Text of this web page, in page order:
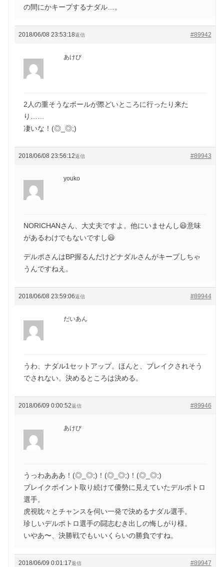
の間にかキープするナダル…。
2018/06/08 23:53:18 #89942
返信
あけび
2人の重そうなボールが際どいところに行ったり来た
り……
凄いな！(◎_◎;)
2018/06/08 23:56:12 #89943
返信
youko
NORICHANさん、大丈夫ですよ。他にいませんし😃意味
があるわけでもないですし😃
デルポさんはBP握るんだけどナダルさんがキープしちゃ
うんですねえ。
2018/06/08 23:59:06 #89944
返信
だいあん
うわ、ナダル1セットアップ。ほんと、ブレイクされそう
でされない。決めるところは決める。
2018/06/09 0:00:52 #89946
返信
あけび
うっわあああ！(◎_◎;)！(◎_◎;)！(◎_◎;)
ブレイクポイント取り続けて優勢に見えていたデルポトロ
選手。
虎視眈々とチャンスを伺い一発で決めるナダル選手。
珍しいデルポトロ選手の闘志むき出しの悔しがり様。
いやあ〜、決勝戦でもいいくらいの勝負ですね。
2018/06/09 0:01:17 #89947
返信